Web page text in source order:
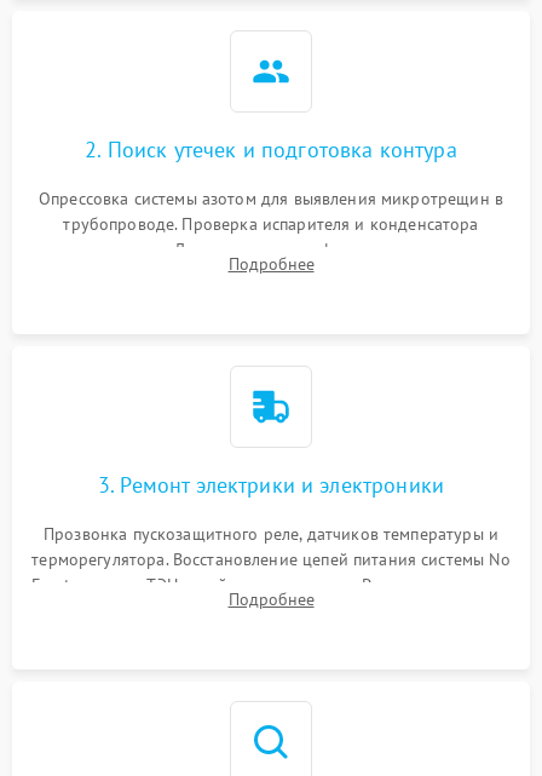
1800 ₽
2. Поиск утечек и подготовка контура
Опрессовка системы азотом для выявления микротрещин в
трубопроводе. Проверка испарителя и конденсатора
течеискателем. Демонтаж старого фильтра-осушителя и
продувка капиллярной трубки для устранения засоров.
Подробнее
3. Ремонт электрики и электроники
Прозвонка пускозащитного реле, датчиков температуры и
терморегулятора. Восстановление цепей питания системы No
Frost, включая ТЭН оттайки и вентилятор. Ремонт или замена
платы управления при сбоях алгоритмов.
Подробнее